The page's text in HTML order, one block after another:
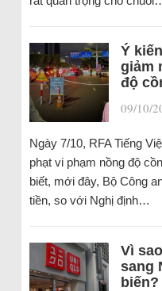
Ý
giảm
độ
09/10/
Ngày 7/10, RFA Tiếng
phạt vi phạm nồng độ
biết, mới đây, Bộ Công
tiền, so với Nghị định…
Vì
sang
biến?